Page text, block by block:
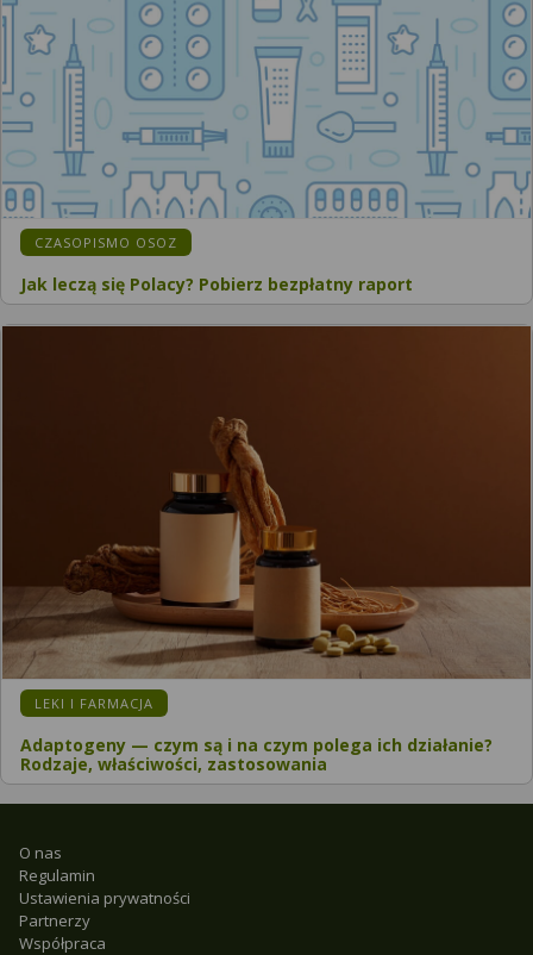
CZASOPISMO OSOZ
Jak leczą się Polacy? Pobierz bezpłatny raport
LEKI I FARMACJA
Adaptogeny — czym są i na czym polega ich działanie?
Rodzaje, właściwości, zastosowania
O nas
Regulamin
Ustawienia prywatności
Partnerzy
Współpraca